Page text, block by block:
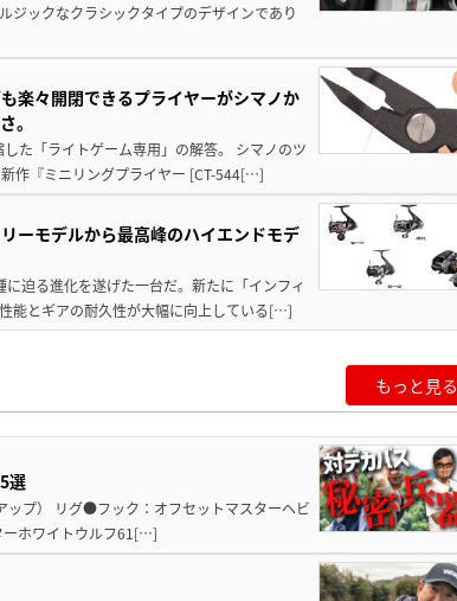
ジックなクラシックタイプのデザインであり
楽々開閉できるプライヤーがシマノか
。
た「ライトゲーム専用」の解答。 シマノのツ
作『ミニリングプライヤー [CT-544[…]
ーモデルから最高峰のハイエンドモデ
迫る進化を遂げた一台だ。新たに「インフィ
能とギアの耐久性が大幅に向上している[…]
もっと見る
選
プ） リグ●フック：オフセットマスターヘビ
ホワイトウルフ61[…]